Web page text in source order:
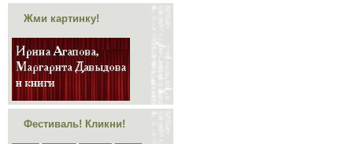
Жми картинку!
Фестиваль! Кликни!